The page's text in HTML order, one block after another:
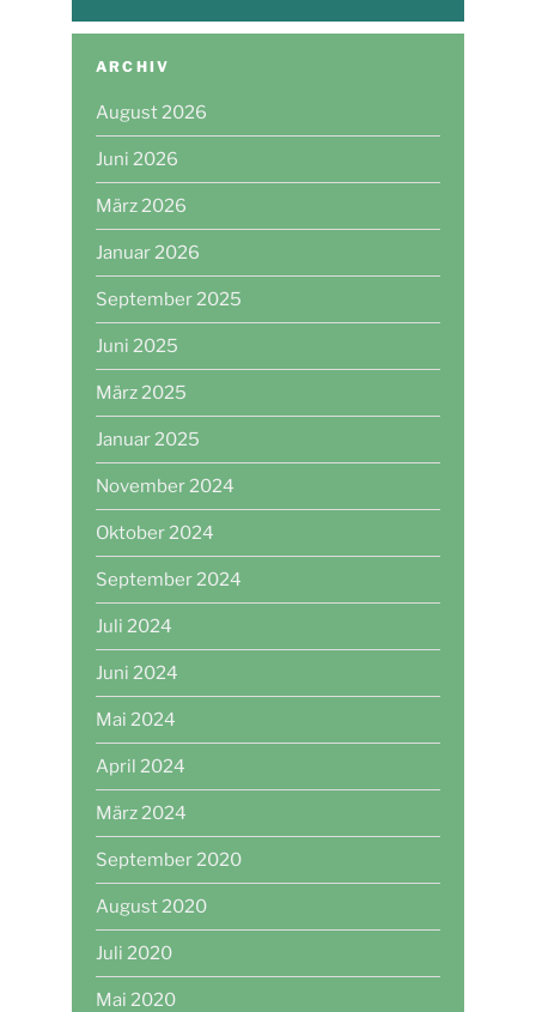
ARCHIV
August 2026
Juni 2026
März 2026
Januar 2026
September 2025
Juni 2025
März 2025
Januar 2025
November 2024
Oktober 2024
September 2024
Juli 2024
Juni 2024
Mai 2024
April 2024
März 2024
September 2020
August 2020
Juli 2020
Mai 2020